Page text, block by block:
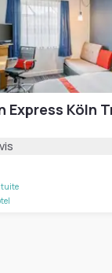
Express Köln